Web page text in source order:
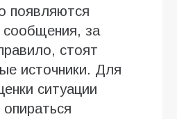
появляются
сообщения, за
стоят
источники. Для
ситуации